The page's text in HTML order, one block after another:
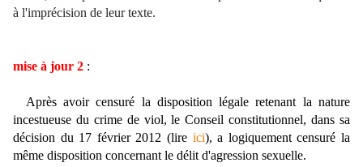
à l'imprécision de leur texte.
mise à jour 2 :
Après avoir censuré la disposition légale retenant la nature
incestueuse du crime de viol, le Conseil constitutionnel, dans sa
décision du 17 février 2012 (lire ici), a logiquement censuré la
même disposition concernant le délit d'agression sexuelle.